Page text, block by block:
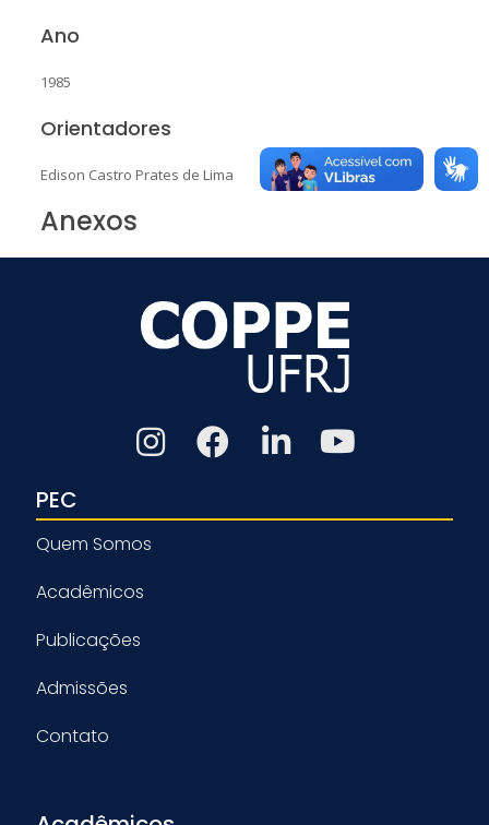
Ano
1985
Orientadores
Edison Castro Prates de Lima
Anexos
PEC
Quem Somos
Acadêmicos
Publicações
Admissões
Contato